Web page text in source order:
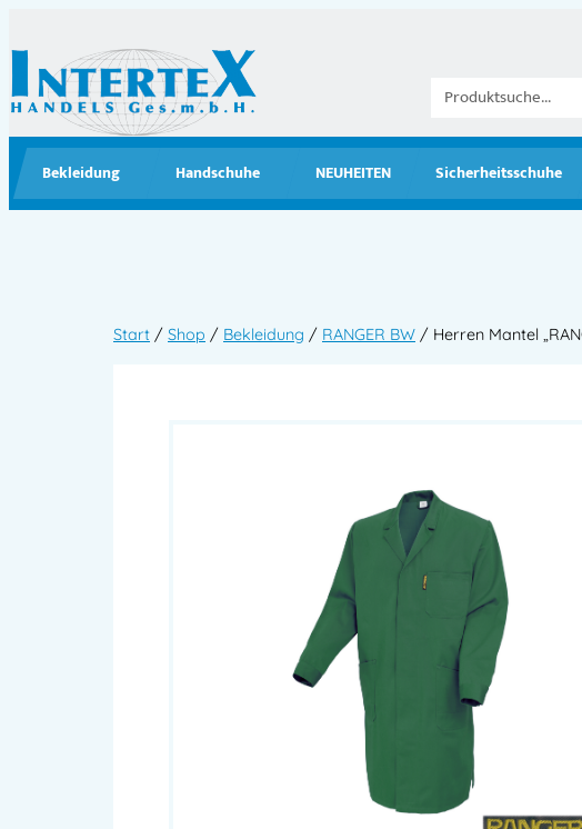
Bekleidung Handschuhe NEUHEITEN Sicherheitsschuhe
Start / Shop / Bekleidung / RANGER BW / Herren Mantel